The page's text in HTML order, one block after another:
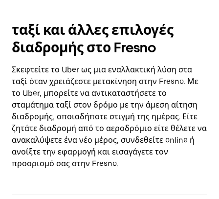
ταξί και άλλες επιλογές
διαδρομής στο Fresno
Σκεφτείτε το Uber ως μια εναλλακτική λύση στα
ταξί όταν χρειάζεστε μετακίνηση στην Fresno. Με
το Uber, μπορείτε να αντικαταστήσετε το
σταμάτημα ταξί στον δρόμο με την άμεση αίτηση
διαδρομής, οποιαδήποτε στιγμή της ημέρας. Είτε
ζητάτε διαδρομή από το αεροδρόμιο είτε θέλετε να
ανακαλύψετε ένα νέο μέρος, συνδεθείτε online ή
ανοίξτε την εφαρμογή και εισαγάγετε τον
προορισμό σας στην Fresno.